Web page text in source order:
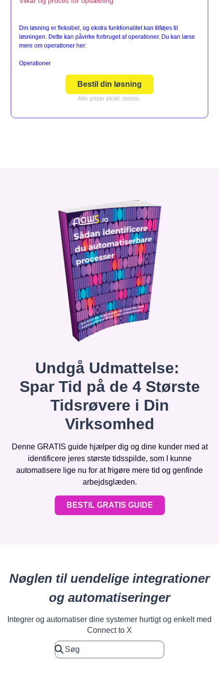
Din løsning er fleksibel, og ekstra funktionalitet kan tilføjes til
løsningen. Dette kan påvirke forbruget af operationer. Du kan læse
mere om operationer her:
Operationer
Bestil din løsning
Alle priser ekskl. moms.
Undgå Udmattelse:
Spar Tid på de 4 Største
Tidsrøvere i Din
Virksomhed
Denne GRATIS guide hjælper dig og dine kunder med at
identificere jeres største tidsspilde, som I kunne
automatisere lige nu for at frigøre mere tid og genfinde
arbejdsglæden.
BESTIL GRATIS GUIDE
Nøglen til uendelige integrationer
og automatiseringer
Integrer og automatiser dine systemer hurtigt og enkelt med
Connect to X